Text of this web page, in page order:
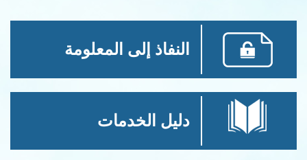
النفاذ إلى المعلومة
دليل الخدمات